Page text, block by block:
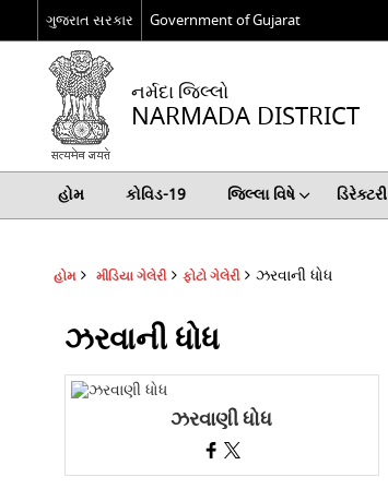
ગુજરાત સરકાર Government of Gujarat
નર્મદા જિલ્લો
NARMADA DISTRICT
હોમ કોવિડ-19 જિલ્લા વિષે ડિરેક્ટરી
હોમ મીડિયા ગેલેરી ફોટો ગેલેરી ઝરવાની ધોધ
ઝરવાની ધોધ
ઝરવાણી ધોધ